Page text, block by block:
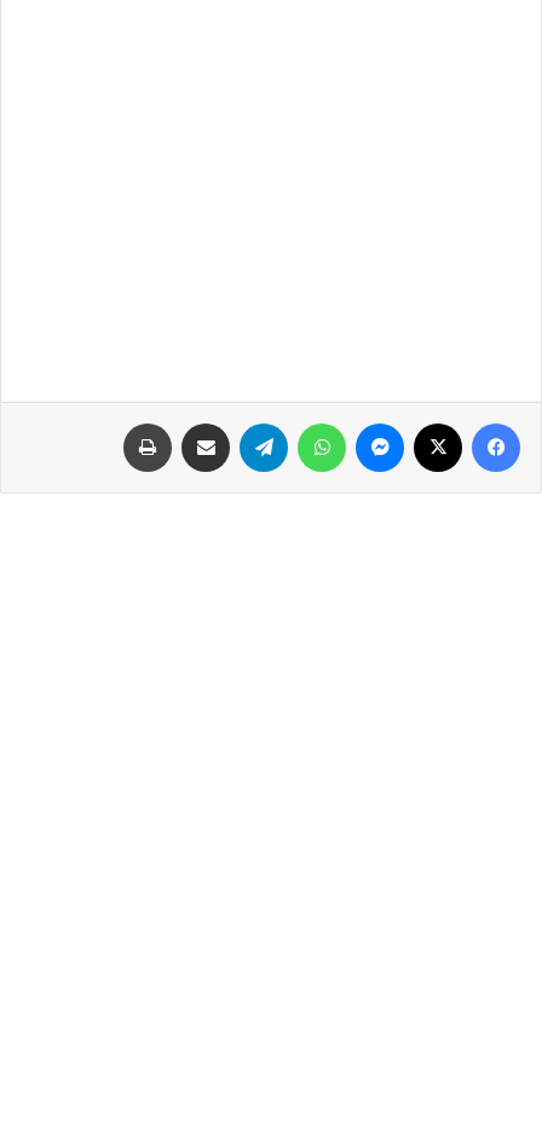
فيسبوك ماسنجر واتساب تيلقرام مشاركة عبر البريد